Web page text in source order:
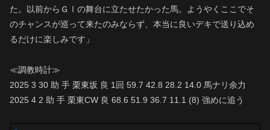
た。以前からＧⅠの舞台に立たせたかった馬。ようやくここでそ
のチャンスが巡って来たのみならず、本当に良いデキで送り込め
るだけに楽しみです」
≪調教時計≫
2025 3 30 助 手 栗東坂 良 1回 59.7 42.8 28.2 14.0 馬ナリ余力
2025 4 2 助 手 栗東CW 良 68.6 51.9 36.7 11.1 (8) 強めに追う